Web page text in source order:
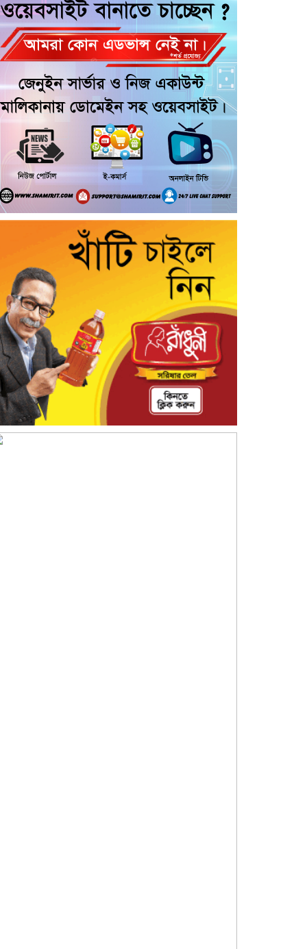
ধামরাইয়ে ট্রাক চাপায় মোটরসাইকেল
আরোহী পশু চিকিৎসক নিহত, আহত ৩
কয়রায় জুলাই ছাত্র গণঅভ্যুত্থানের ২য়
বার্ষিকী উপলক্ষে জামায়াতের দোয়া ও
গণমিছিল
জুলাই গণ-অভ্যুত্থান দিবসের অনুষ্ঠানে
গণঅধিকার পরিষদের নেতাকে হেনস্থার
অভিযোগ